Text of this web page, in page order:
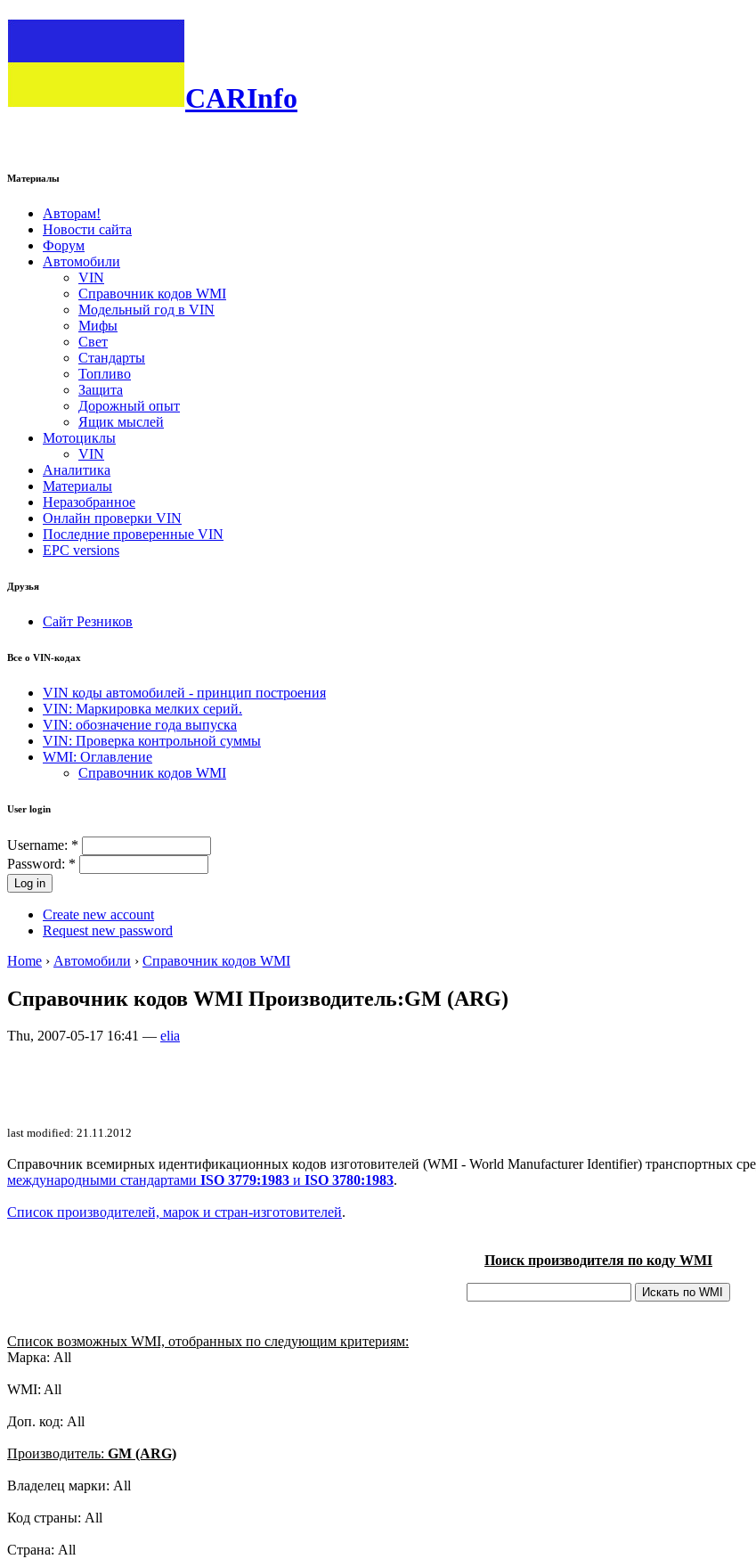
CARInfo
Материалы
Авторам!
Новости сайта
Форум
Автомобили
VIN
Справочник кодов WMI
Модельный год в VIN
Мифы
Свет
Стандарты
Топливо
Защита
Дорожный опыт
Ящик мыслей
Мотоциклы
VIN
Аналитика
Материалы
Неразобранное
Онлайн проверки VIN
Последние проверенные VIN
EPC versions
Друзья
Сайт Резников
Все о VIN-кодах
VIN коды автомобилей - принцип построения
VIN: Маркировка мелких серий.
VIN: обозначение года выпуска
VIN: Проверка контрольной суммы
WMI: Оглавление
Справочник кодов WMI
User login
Username: *
Password: *
Create new account
Request new password
Home › Автомобили › Справочник кодов WMI
Справочник кодов WMI Производитель:GM (ARG)
Thu, 2007-05-17 16:41 — elia
last modified: 21.11.2012
Справочник всемирных идентификационных кодов изготовителей (WMI - World Manufacturer Identifier) транспортных
международными стандартами ISO 3779:1983 и ISO 3780:1983.
Список производителей, марок и стран-изготовителей.
Поиск производителя по коду WMI
Список возможных WMI, отобранных по следующим критериям:
Марка: All
WMI: All
Доп. код: All
Производитель: GM (ARG)
Владелец марки: All
Код страны: All
Страна: All